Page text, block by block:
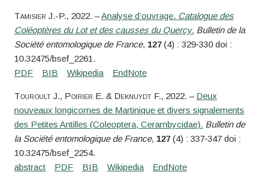
Tamisier J.-P., 2022. –Analyse d’ouvrage. Catalogue des
Coléoptères du Lot et des causses du Quercy. Bulletin de la
Société entomologique de France, 127(4) : 329‑330 doi :
10.32475/bsef_2261.
TouroultJ., Poirier E. & DeknuydtF., 2022. – Deux
nouveaux longicornes de Martinique et divers signalements
des Petites Antilles (Coleoptera, Cerambycidae). Bulletin de
la Société entomologique de France, 127(4) : 337‑347 doi :
10.32475/bsef_2254.